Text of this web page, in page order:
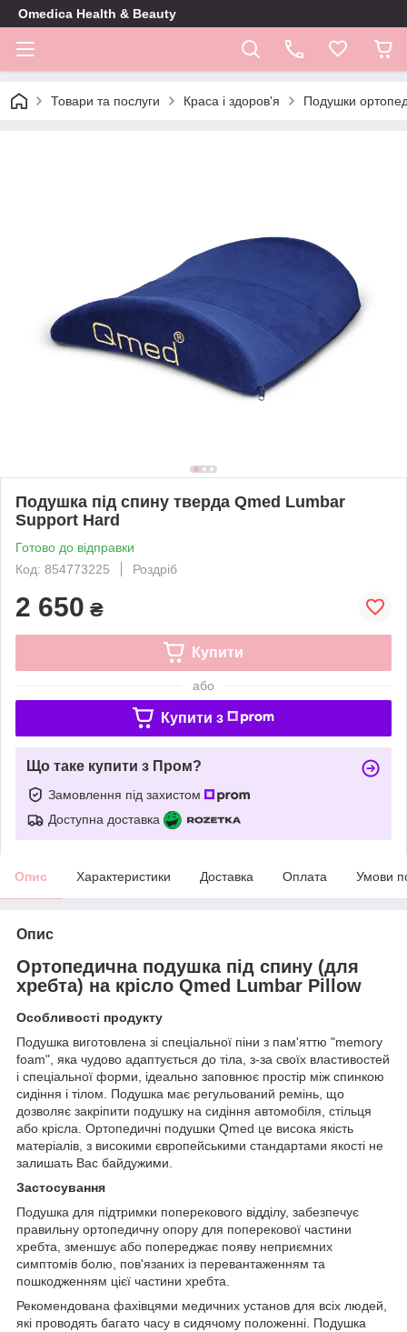
Omedica Health & Beauty
Товари та послуги Краса і здоров'я Подушки
Подушка під спину тверда Qmed Lumbar
Support Hard
Готово до відправки
Код: 854773225
Роздріб
2 650 ₴
Купити
або
Купити з
Що таке купити з Пром?
Замовлення під захистом
Доступна доставка
Опис Характеристики Доставка Оплата Умови
Опис
Ортопедична подушка під спину (для
хребта) на крісло Qmed Lumbar Pillow
Особливості продукту
Подушка виготовлена зі спеціальної піни з пам'яттю "memory
foam", яка чудово адаптується до тіла, з-за своїх властивостей
і спеціальної форми, ідеально заповнює простір між спинкою
сидіння і тілом. Подушка має регульований ремінь, що
дозволяє закріпити подушку на сидіння автомобіля, стільця
або крісла. Ортопедичні подушки Qmed це висока якість
матеріалів, з високими європейськими стандартами якості не
залишать Вас байдужими.
Застосування
Подушка для підтримки поперекового відділу, забезпечує
правильну ортопедичну опору для поперекової частини
хребта, зменшує або попереджає появу неприємних
симптомів болю, пов'язаних із перевантаженням та
пошкодженням цієї частини хребта.
Рекомендована фахівцями медичних установ для всіх людей,
які проводять багато часу в сидячому положенні. Подушка